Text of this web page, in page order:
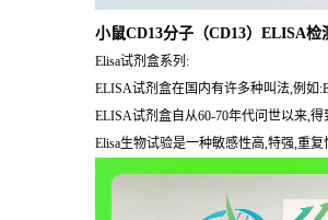
小鼠CD13分子（CD13）ELISA
Elisa试剂盒系列:
ELISA试剂盒在国内有许多种叫法,例如
ELISA试剂盒自从60-70年代问世以来,
Elisa生物试验是一种敏感性高,特强,重